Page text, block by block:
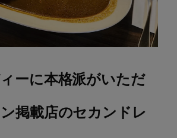
ーに本格派がいただ
掲載店のセカンドレ